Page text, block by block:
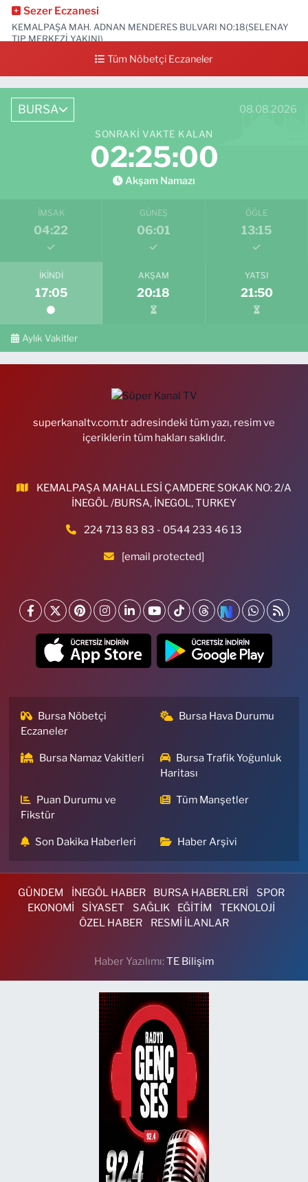
Sezer Eczanesi
KEMALPAŞA MAH. ADNAN MENDERES BULVARI NO:18(SELENAY
TIP MERKEZİ YAKINI)
0 (224) 711 64 49 Yol Tarifi Al
Tüm Nöbetçi Eczaneler
BURSA 08.08.2026
SONRAKI VAKTE KALAN
02:24:59
Akşam Namazı
İMSAK
04:22
GÜNEŞ
06:01
ÖĞLE
13:15
İKINDI
17:05
AKŞAM
20:18
YATSI
21:50
Aylık Vakitler
superkanaltv.com.tr adresindeki tüm yazı, resim ve
içeriklerin tüm hakları saklıdır.
KEMALPAŞA MAHALLESİ ÇAMDERE SOKAK NO: 2/A
İNEGÖL /BURSA, İNEGOL, TURKEY
224 713 83 83 - 0544 233 46 13
[email protected]
Bursa Nöbetçi
Eczaneler
Bursa Hava Durumu
Bursa Namaz Vakitleri
Bursa Trafik Yoğunluk
Haritası
Puan Durumu ve
Fikstür
Tüm Manşetler
Son Dakika Haberleri Haber Arşivi
GÜNDEM İNEGÖL HABER BURSA HABERLERİ
SPOR
EKONOMİ
SİYASET SAĞLIK EĞİTİM
TEKNOLOJİ
ÖZEL HABER
RESMİ İLANLAR
Haber Yazılımı:TE Bilişim